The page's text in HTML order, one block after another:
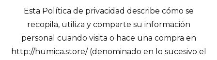
Esta Política de privacidad describe cómo se
recopila, utiliza y comparte su información
personal cuando visita o hace una compra en
http://humica.store/ (denominado en lo sucesivo el